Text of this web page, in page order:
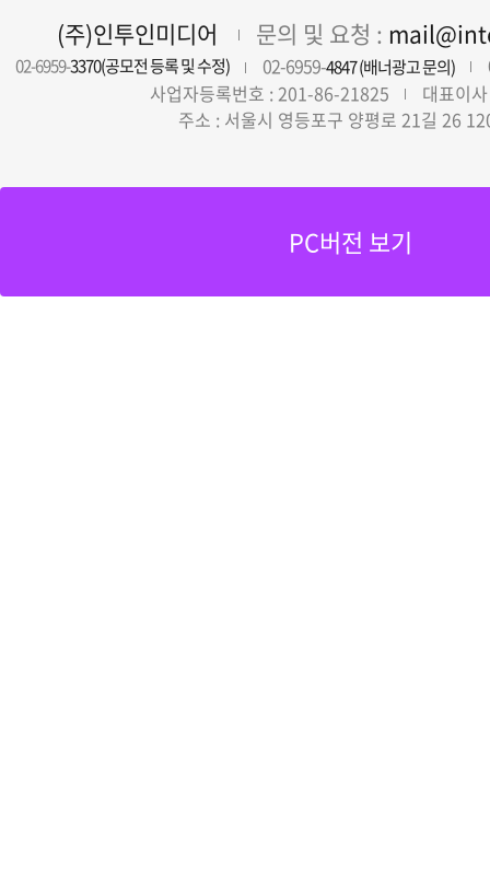
(주)인투인미디어 문의 및 요청 :
02-6959-3370(공모전 등록 및 수정) 02-6959-4847 (배너광고 문의)
사업자등록번호 : 201-86-21825
대표이
주소 : 서울시 영등포구 양평로 21길 26
PC버전 보기